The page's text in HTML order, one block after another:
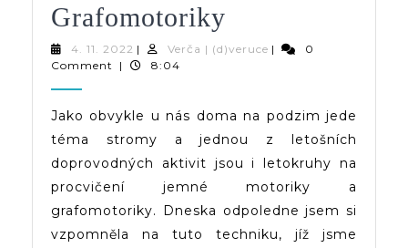
Grafomotoriky
Na
Jemné
Motoriky
Grafomotoriky
4. 11. 2022 4.
11.
| Verča | (d)veruceVerča
|
0
Comment
| 8:04
Jako obvykle u nás doma na podzim jede
téma stromy a jednou z letošních
doprovodných aktivit jsou i letokruhy na
procvičení jemné motoriky a
grafomotoriky. Dneska odpoledne jsem si
vzpomněla na tuto techniku, jíž jsme